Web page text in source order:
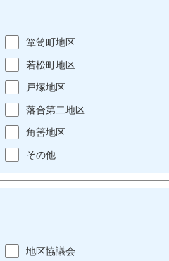
箪笥町地区
若松町地区
戸塚地区
落合第二地区
角筈地区
その他
地区協議会